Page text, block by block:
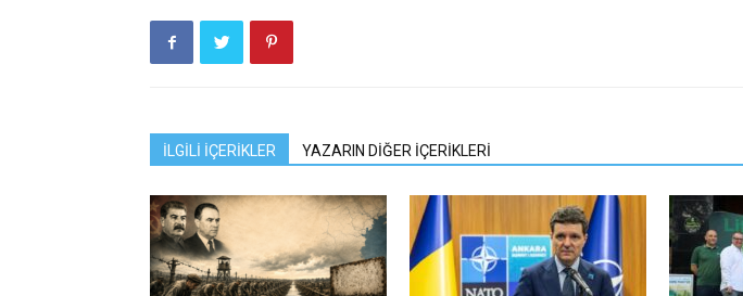
İLGİLİ İÇERİKLER YAZARIN DİĞER İÇERİKLERİ